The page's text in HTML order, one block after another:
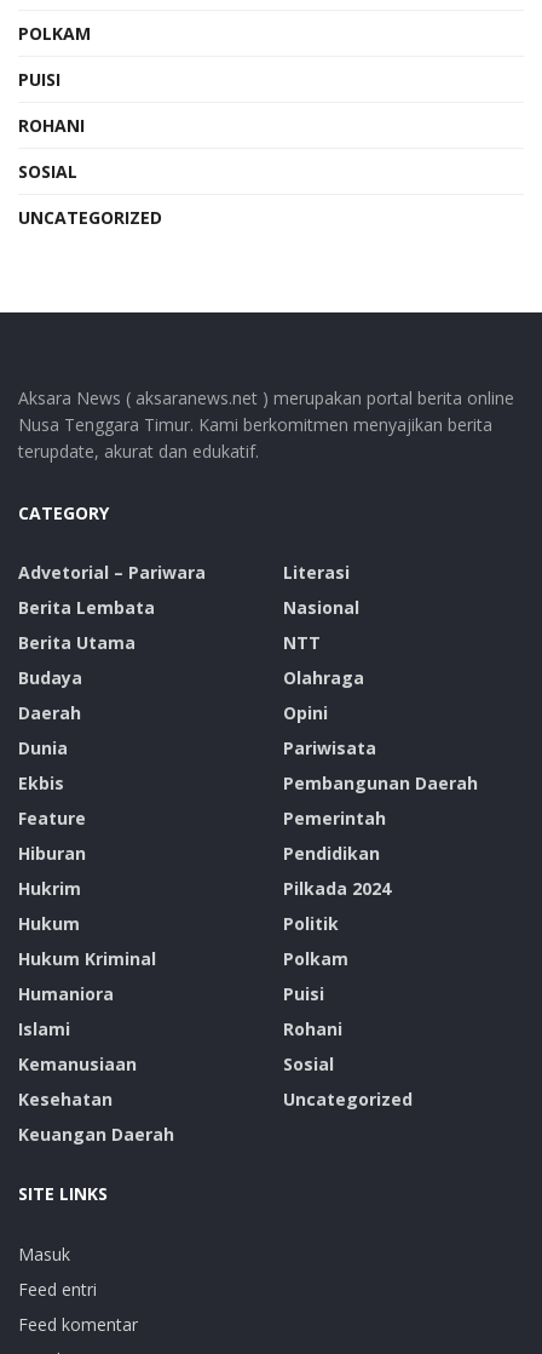
POLKAM
PUISI
ROHANI
SOSIAL
UNCATEGORIZED
Aksara News ( aksaranews.net ) merupakan portal berita online
Nusa Tenggara Timur. Kami berkomitmen menyajikan berita
terupdate, akurat dan edukatif.
CATEGORY
Advetorial – Pariwara
Berita Lembata
Berita Utama
Budaya
Daerah
Dunia
Ekbis
Feature
Hiburan
Hukrim
Hukum
Hukum Kriminal
Humaniora
Islami
Kemanusiaan
Kesehatan
Keuangan Daerah
Literasi
Nasional
NTT
Olahraga
Opini
Pariwisata
Pembangunan Daerah
Pemerintah
Pendidikan
Pilkada 2024
Politik
Polkam
Puisi
Rohani
Sosial
Uncategorized
SITE LINKS
Masuk
Feed entri
Feed komentar